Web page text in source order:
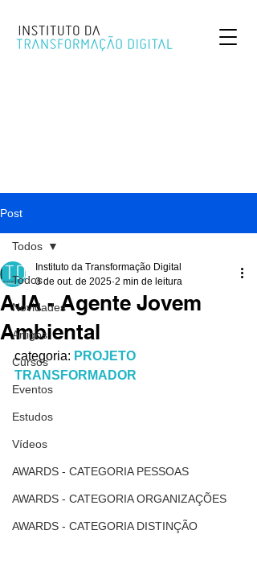
Post
Todos
Novidades
Artigos
Cursos
Eventos
Estudos
Vídeos
AWARDS - CATEGORIA PESSOAS
AWARDS - CATEGORIA ORGANIZAÇÕES
AWARDS - CATEGORIA DISTINÇÃO
Todos
AJA - Agente Jovem
Ambiental
Instituto da Transformação Digital
3 de out. de 2025 2 min de leitura
categoria: PROJETO
TRANSFORMADOR